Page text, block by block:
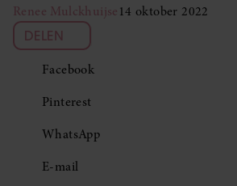
Renee Mulckhuijse14 oktober 2022
DELEN
Facebook
Pinterest
WhatsApp
E-mail